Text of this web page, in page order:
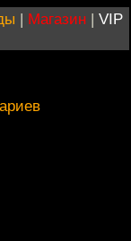
| Магазин | VIP